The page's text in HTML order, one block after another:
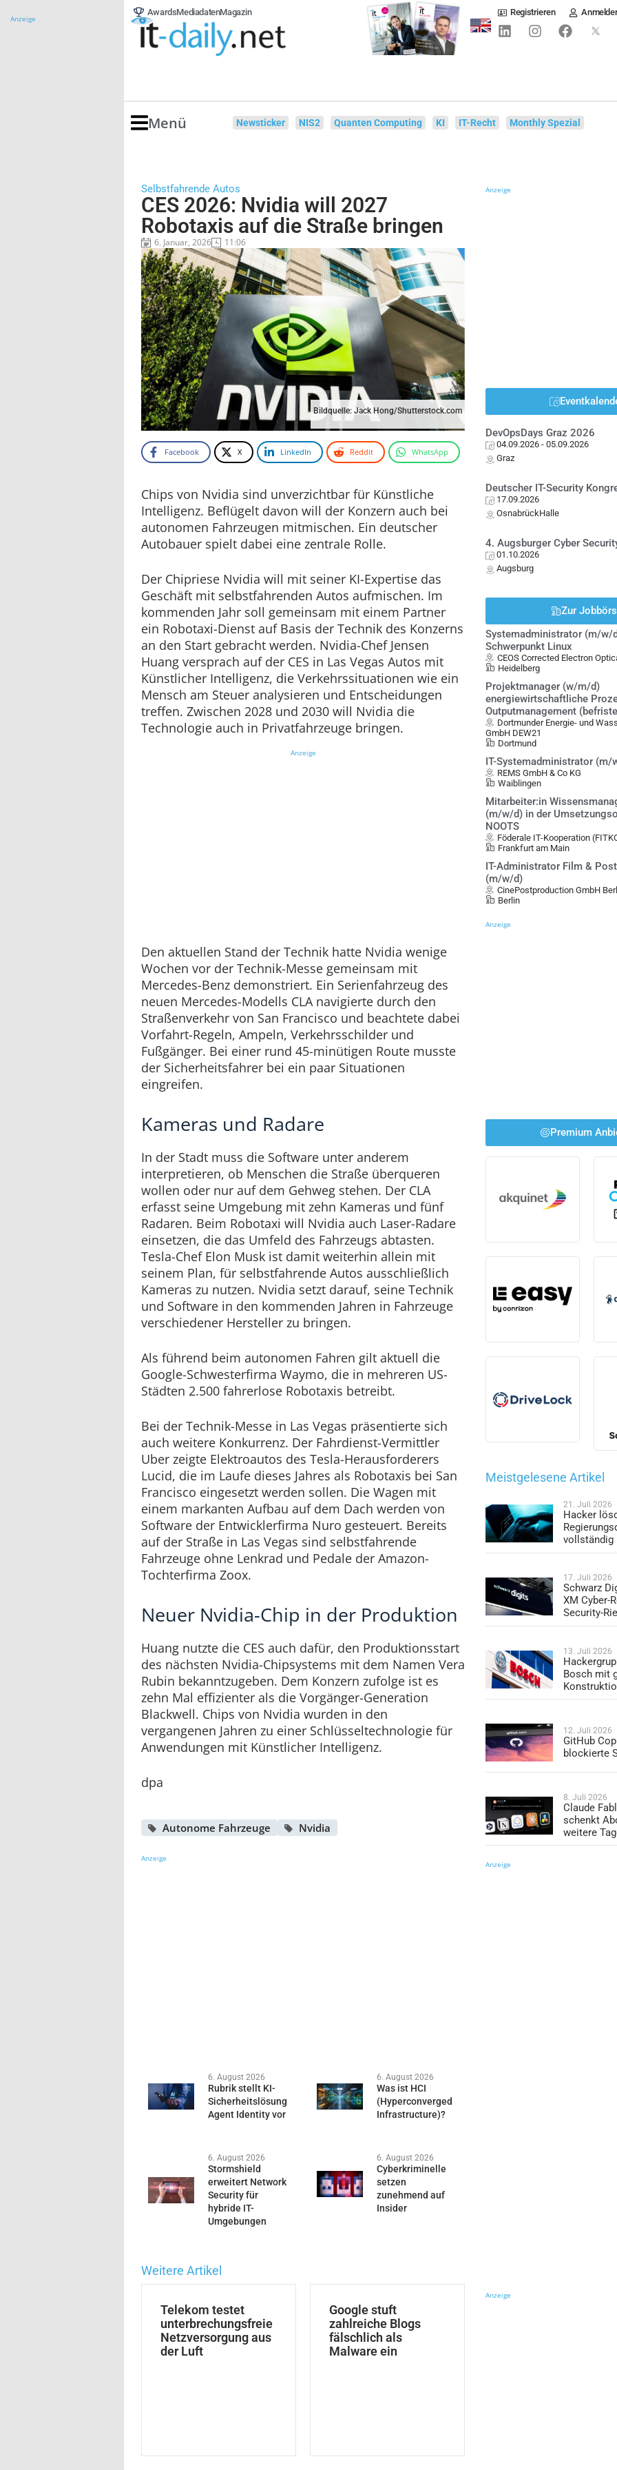
Anzeige
AwardsMediadatenMagazin Registrieren
Menü Newsticker NIS2 Quanten Computing KI IT-Recht Monthly Spezial
Selbstfahrende Autos
CES 2026: Nvidia will 2027
Robotaxis auf die Straße bringen
6. Januar, 2026 11:06
Bildquelle: Jack Hong/Shutterstock.com
Facebook X LinkedIn Reddit WhatsApp
Chips von Nvidia sind unverzichtbar für Künstliche
Intelligenz. Beflügelt davon will der Konzern auch bei
autonomen Fahrzeugen mitmischen. Ein deutscher
Autobauer spielt dabei eine zentrale Rolle.
Der Chipriese Nvidia will mit seiner KI-Expertise das
Geschäft mit selbstfahrenden Autos aufmischen. Im
kommenden Jahr soll gemeinsam mit einem Partner
ein Robotaxi-Dienst auf Basis der Technik des Konzerns
an den Start gebracht werden. Nvidia-Chef Jensen
Huang versprach auf der CES in Las Vegas Autos mit
Künstlicher Intelligenz, die Verkehrssituationen wie ein
Mensch am Steuer analysieren und Entscheidungen
treffen. Zwischen 2028 und 2030 will Nvidia die
Technologie auch in Privatfahrzeuge bringen.
Anzeige
Den aktuellen Stand der Technik hatte Nvidia wenige
Wochen vor der Technik-Messe gemeinsam mit
Mercedes-Benz demonstriert. Ein Serienfahrzeug des
neuen Mercedes-Modells CLA navigierte durch den
Straßenverkehr von San Francisco und beachtete dabei
Vorfahrt-Regeln, Ampeln, Verkehrsschilder und
Fußgänger. Bei einer rund 45-minütigen Route musste
der Sicherheitsfahrer bei ein paar Situationen
eingreifen.
Kameras und Radare
In der Stadt muss die Software unter anderem
interpretieren, ob Menschen die Straße überqueren
wollen oder nur auf dem Gehweg stehen. Der CLA
erfasst seine Umgebung mit zehn Kameras und fünf
Radaren. Beim Robotaxi will Nvidia auch Laser-Radare
einsetzen, die das Umfeld des Fahrzeugs abtasten.
Tesla-Chef Elon Musk ist damit weiterhin allein mit
seinem Plan, für selbstfahrende Autos ausschließlich
Kameras zu nutzen. Nvidia setzt darauf, seine Technik
und Software in den kommenden Jahren in Fahrzeuge
verschiedener Hersteller zu bringen.
Als führend beim autonomen Fahren gilt aktuell die
Google-Schwesterfirma Waymo, die in mehreren US-
Städten 2.500 fahrerlose Robotaxis betreibt.
Bei der Technik-Messe in Las Vegas präsentierte sich
auch weitere Konkurrenz. Der Fahrdienst-Vermittler
Uber zeigte Elektroautos des Tesla-Herausforderers
Lucid, die im Laufe dieses Jahres als Robotaxis bei San
Francisco eingesetzt werden sollen. Die Wagen mit
einem markanten Aufbau auf dem Dach werden von
Software der Entwicklerfirma Nuro gesteuert. Bereits
auf der Straße in Las Vegas sind selbstfahrende
Fahrzeuge ohne Lenkrad und Pedale der Amazon-
Tochterfirma Zoox.
Neuer Nvidia-Chip in der Produktion
Huang nutzte die CES auch dafür, den Produktionsstart
des nächsten Nvidia-Chipsystems mit dem Namen Vera
Rubin bekanntzugeben. Dem Konzern zufolge ist es
zehn Mal effizienter als die Vorgänger-Generation
Blackwell. Chips von Nvidia wurden in den
vergangenen Jahren zu einer Schlüsseltechnologie für
Anwendungen mit Künstlicher Intelligenz.
dpa
Autonome Fahrzeuge Nvidia
Anzeige
6. August 2026
Rubrik stellt KI-
Sicherheitslösung
Agent Identity vor
6. August 2026
Was ist HCI
(Hyperconverged
Infrastructure)?
6. August 2026
Stormshield
erweitert Network
Security für
hybride IT-
Umgebungen
6. August 2026
Cyberkriminelle
setzen
zunehmend auf
Insider
Weitere Artikel
Telekom testet
unterbrechungsfreie
Netzversorgung aus
der Luft
Google stuft
zahlreiche Blogs
fälschlich als
Malware ein
Anzeige
DevOpsDays Graz 2026
04.09.2026 - 05.09.2026
Graz
Deutscher IT-Security
17.09.2026
OsnabrückHalle
4. Augsburger Cyber
01.10.2026
Augsburg
Zur
Systemadministrator (m/w/
Schwerpunkt Linux
CEOS Corrected Electron
Heidelberg
Projektmanager (w/m/d)
energiewirtschaftliche
Outputmanagement
Dortmunder Energie- und
GmbH DEW21
Dortmund
IT-Systemadministrator (m/
REMS GmbH & Co KG
Waiblingen
Mitarbeiter:in
(m/w/d) in der
NOOTS
Föderale IT-Kooperation
Frankfurt am Main
IT-Administrator Film &
(m/w/d)
CinePostproduction GmbH
Berlin
Anzeige
Premium
Meistgelesene Artikel
21. Juli 2026
Hacker
vollständig
17. Juli 2026
Schwarz
XM Cyber-
Security-
13. Juli 2026
Bosch mit
12. Juli 2026
GitHub
blockierte
8. Juli 2026
Claude
schenkt
weitere
Anzeige
Anzeige